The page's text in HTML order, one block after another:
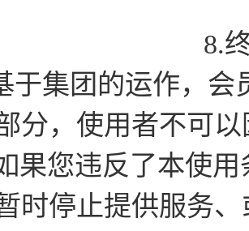
8.
于集团的运作，
分，使用者不可
果您违反了本使
时停止提供服务